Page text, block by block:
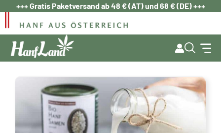
Zum
Inhalt
springen
+++ Gratis Paketversand ab 48 € (AT) und 68 € (DE) +++